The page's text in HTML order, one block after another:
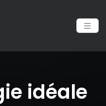
idéale